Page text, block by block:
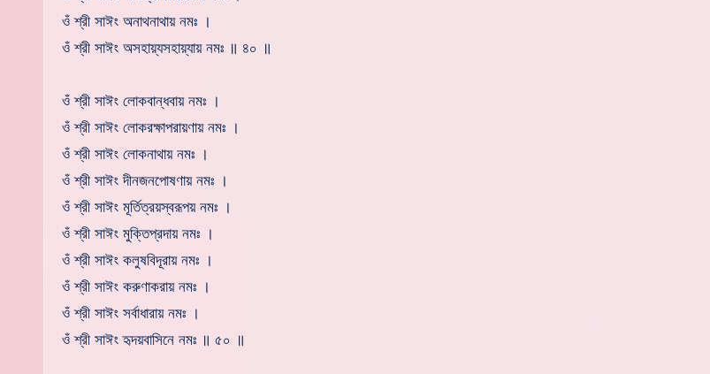
ওঁ শ্রী সাঈং অনাথনাথায় নমঃ ।
ওঁ শ্রী সাঈং অসহায়্যসহায়্যায় নমঃ ॥ ৪০ ॥
ওঁ শ্রী সাঈং লোকবান্ধবায় নমঃ ।
ওঁ শ্রী সাঈং লোকরক্ষাপরায়ণায় নমঃ ।
ওঁ শ্রী সাঈং লোকনাথায় নমঃ ।
ওঁ শ্রী সাঈং দীনজনপোষণায় নমঃ ।
ওঁ শ্রী সাঈং মূর্তিত্রয়স্বরূপয় নমঃ ।
ওঁ শ্রী সাঈং মুক্তিপ্রদায় নমঃ ।
ওঁ শ্রী সাঈং কলুষবিদূরায় নমঃ ।
ওঁ শ্রী সাঈং করুণাকরায় নমঃ ।
ওঁ শ্রী সাঈং সর্বাধারায় নমঃ ।
ওঁ শ্রী সাঈং হৃদয়বাসিনে নমঃ ॥ ৫০ ॥